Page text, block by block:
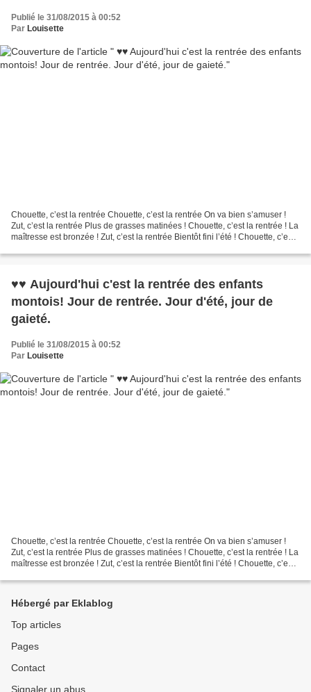
Publié le 31/08/2015 à 00:52
Par Louisette
Chouette, c’est la rentrée Chouette, c’est la rentrée On va bien s’amuser !
Zut, c’est la rentrée Plus de grasses matinées ! Chouette, c’est la rentrée ! La
maîtresse est bronzée ! Zut, c’est la rentrée Bientôt fini l’été ! Chouette, c’est
♥♥ Aujourd'hui c'est la rentrée des enfants
montois! Jour de rentrée. Jour d'été, jour de
gaieté.
Publié le 31/08/2015 à 00:52
Par Louisette
Chouette, c’est la rentrée Chouette, c’est la rentrée On va bien s’amuser !
Zut, c’est la rentrée Plus de grasses matinées ! Chouette, c’est la rentrée ! La
maîtresse est bronzée ! Zut, c’est la rentrée Bientôt fini l’été ! Chouette, c’est
Hébergé par Eklablog
Top articles
Pages
Contact
Signaler un abus